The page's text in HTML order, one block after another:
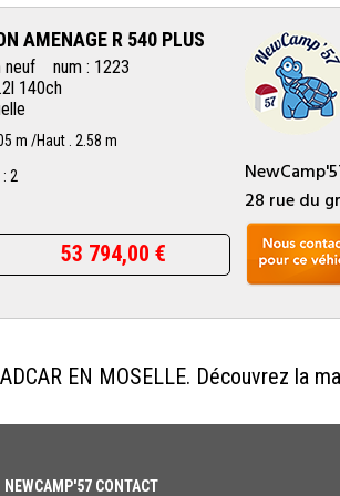
AMENAGE R 540 PLUS
neuf num : 1223
140ch
m /Haut . 2.58 m
2
53 794,00 €
28 rue du
EN MOSELLE. Découvrez la
NEWCAMP'57 CONTACT